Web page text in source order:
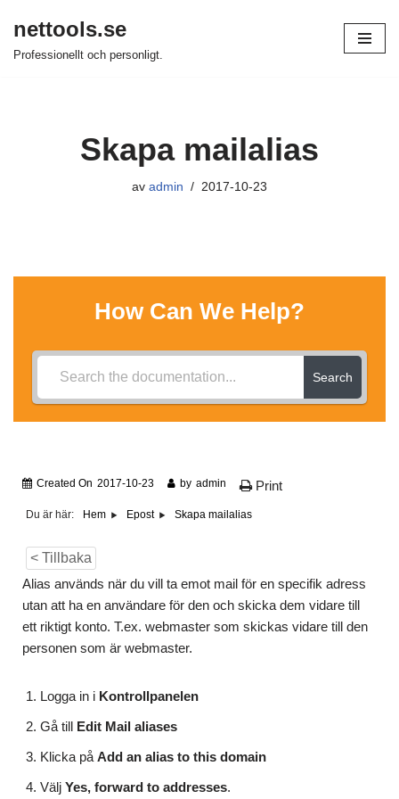
Hoppa
nettools.se
Professionellt och personligt.
Skapa mailalias
av admin 2017-10-23
How Can We Help?
Search
Created On 2017-10-23 by admin Print
Du är här: Hem Epost Skapa mailalias
< Tillbaka
Alias används när du vill ta emot mail för en specifik adress
utan att ha en användare för den och skicka dem vidare till
ett riktigt konto. T.ex. webmaster som skickas vidare till den
personen som är webmaster.
Logga in i Kontrollpanelen
Gå till Edit Mail aliases
Klicka på Add an alias to this domain
Välj Yes, forward to addresses.